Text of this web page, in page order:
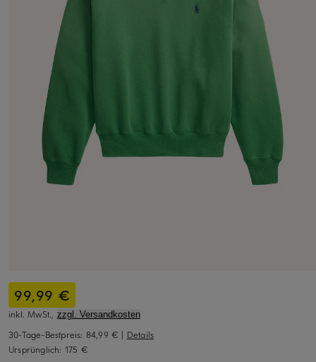
99,99 €
inkl. MwSt., zzgl. Versandkosten
30-Tage-Bestpreis: 84,99 € | Details
Ursprünglich: 175 €